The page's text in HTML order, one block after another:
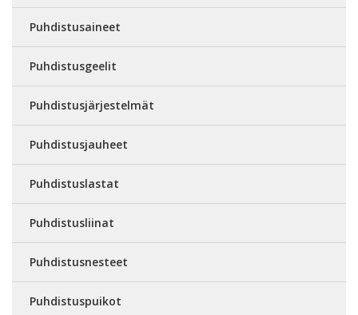
Puhdistusaineet
Puhdistusgeelit
Puhdistusjärjestelmät
Puhdistusjauheet
Puhdistuslastat
Puhdistusliinat
Puhdistusnesteet
Puhdistuspuikot